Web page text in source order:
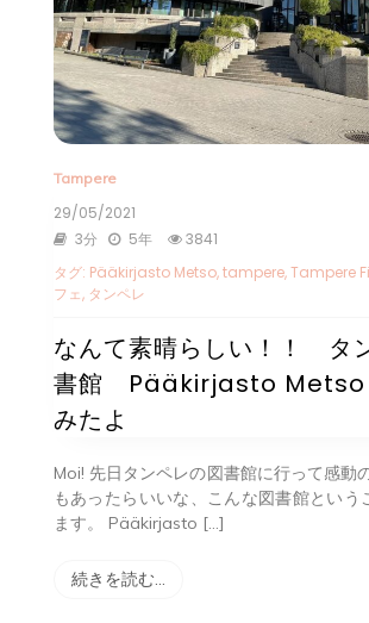
Tampere
29/05/2021
3分
5年
3841
タグ: Pääkirjasto Metso,tampere,Tampere
フェ, タンペレ
なんて素晴らしい！！ タ
書館 Pääkirjasto
みたよ
Moi! 先日タンペレの図書館に行って感動
もあったらいいな、こんな図書館という
ます。 Pääkirjasto […]
続きを読む…